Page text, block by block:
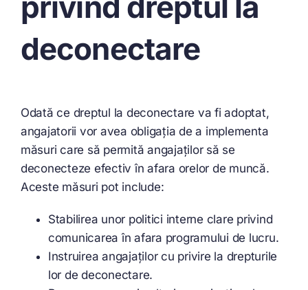
deconectare
Odată ce dreptul la deconectare va fi adoptat,
angajatorii vor avea obligația de a implementa
măsuri care să permită angajaților să se
deconecteze efectiv în afara orelor de muncă.
Aceste măsuri pot include:
Stabilirea unor politici interne clare privind
comunicarea în afara programului de lucru.
Instruirea angajaților cu privire la drepturile
lor de deconectare.